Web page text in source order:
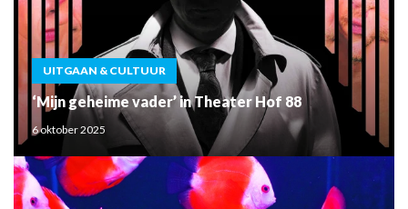
UITGAAN & CULTUUR
‘Mijn geheime vader’ in Theater Hof 88
6 oktober 2025